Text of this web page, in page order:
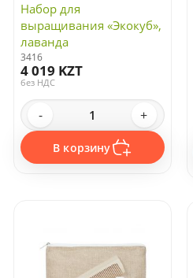
Набор для
выращивания «Экокуб»,
лаванда
3416
4 019 KZT
без НДС
- +
В корзину